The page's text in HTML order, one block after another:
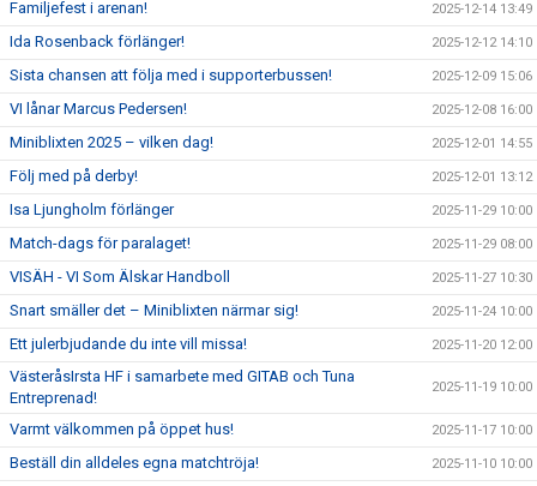
Familjefest i arenan! 2025-12-14 13:49
Ida Rosenback förlänger! 2025-12-12 14:10
Sista chansen att följa med i supporterbussen! 2025-12-09 15:06
VI lånar Marcus Pedersen! 2025-12-08 16:00
Miniblixten 2025 – vilken dag! 2025-12-01 14:55
Följ med på derby! 2025-12-01 13:12
Isa Ljungholm förlänger 2025-11-29 10:00
Match-dags för paralaget! 2025-11-29 08:00
VISÄH - VI Som Älskar Handboll 2025-11-27 10:30
Snart smäller det – Miniblixten närmar sig! 2025-11-24 10:00
Ett julerbjudande du inte vill missa! 2025-11-20 12:00
VästeråsIrsta HF i samarbete med GITAB och Tuna
Entreprenad!
2025-11-19 10:00
Varmt välkommen på öppet hus! 2025-11-17 10:00
Beställ din alldeles egna matchtröja! 2025-11-10 10:00